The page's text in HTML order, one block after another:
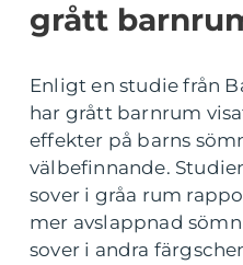
grått
Enligt en studie från
har grått barnrum
effekter på barns
välbefinnande.
sover i gråa rum
mer avslappnad
sover i andra